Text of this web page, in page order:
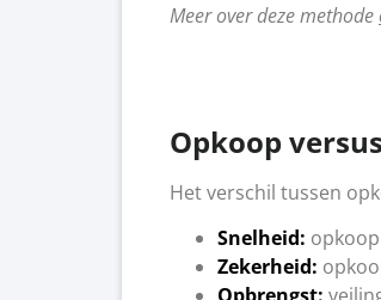
Meer over deze methode
Opkoop
Het verschil tussen
Snelheid:
Zekerheid: